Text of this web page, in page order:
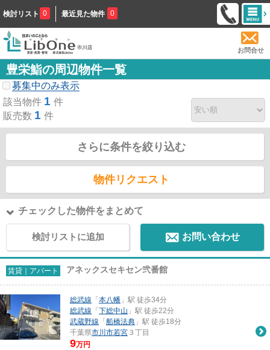
検討リスト 0 最近見た物件 0
お問合せ
豊栄鮨の周辺物件一覧
募集中のみ表示
該当物件 1 件
販売数 1 件
さらに条件を絞り込む
物件リクエスト
チェックした物件をまとめて
検討リストに追加 お問い合わせ
賃貸｜アパート アネックスセキセン弐番館
総武線 「 本八幡 」駅 徒歩34分
総武線 「 下総中山 」駅 徒歩22分
武蔵野線 「 船橋法典 」駅 徒歩18分
千葉県市川市若宮 ３丁目
9万円